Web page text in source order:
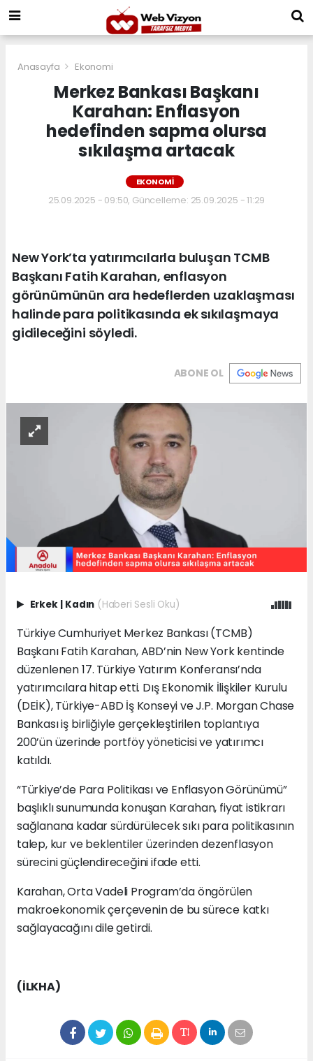
Anasayfa Ekonomi
Merkez Bankası Başkanı
Karahan: Enflasyon
hedefinden sapma olursa
sıkılaşma artacak
EKONOMI
25.09.2025 - 09:50, Güncelleme: 25.09.2025 - 11:29
New York’ta yatırımcılarla buluşan TCMB
Başkanı Fatih Karahan, enflasyon
görünümünün ara hedeflerden uzaklaşması
halinde para politikasında ek sıkılaşmaya
gidileceğini söyledi.
ABONE OL
Erkek | Kadın (Haberi Sesli Oku)
Türkiye Cumhuriyet Merkez Bankası (TCMB)
Başkanı Fatih Karahan, ABD’nin New York kentinde
düzenlenen 17. Türkiye Yatırım Konferansı’nda
yatırımcılara hitap etti. Dış Ekonomik İlişkiler Kurulu
(DEİK), Türkiye-ABD İş Konseyi ve J.P. Morgan Chase
Bankası iş birliğiyle gerçekleştirilen toplantıya
200’ün üzerinde portföy yöneticisi ve yatırımcı
katıldı.
“Türkiye’de Para Politikası ve Enflasyon Görünümü”
başlıklı sunumunda konuşan Karahan, fiyat istikrarı
sağlanana kadar sürdürülecek sıkı para politikasının
talep, kur ve beklentiler üzerinden dezenflasyon
sürecini güçlendireceğini ifade etti.
Karahan, Orta Vadeli Program’da öngörülen
makroekonomik çerçevenin de bu sürece katkı
sağlayacağını dile getirdi.
(İLKHA)